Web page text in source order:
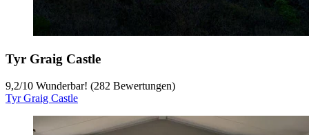
Tyr Graig Castle
9,2/10 Wunderbar! (282 Bewertungen)
Tyr Graig Castle